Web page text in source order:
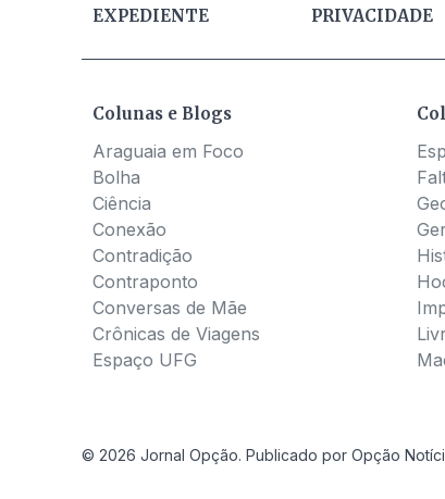
EXPEDIENTE PRIVACIDADE
Colunas e Blogs
Araguaia em Foco
Bolha
Ciência
Conexão
Contradição
Contraponto
Conversas de Mãe
Crônicas de Viagens
Espaço UFG
© 2026 Jornal Opção. Publicado por Opção